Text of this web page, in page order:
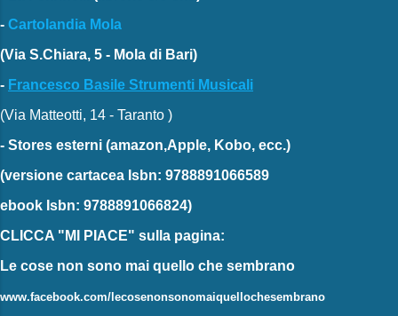
- Cartolandia Mola
(Via S.Chiara, 5 - Mola di Bari)
- Francesco Basile Strumenti Musicali
(Via Matteotti, 14 - Taranto )
- Stores esterni (amazon,Apple, Kobo, ecc.)
(versione cartacea Isbn: 9788891066589
ebook Isbn: 9788891066824)
CLICCA "MI PIACE" sulla pagina:
Le cose non sono mai quello che sembrano
www.facebook.com/lecosenonsonomaiquellochesembrano